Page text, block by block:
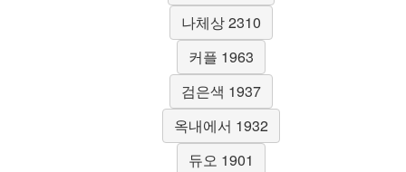
나체상 2310
커플 1963
검은색 1937
옥내에서 1932
듀오 1901